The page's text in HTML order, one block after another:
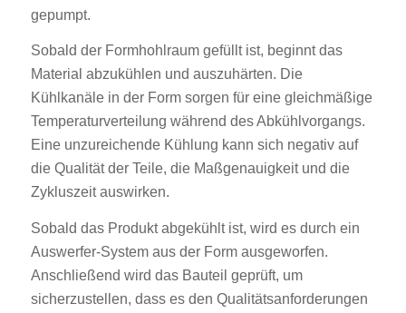
gepumpt.
Sobald der Formhohlraum gefüllt ist, beginnt das
Material abzukühlen und auszuhärten. Die
Kühlkanäle in der Form sorgen für eine gleichmäßige
Temperaturverteilung während des Abkühlvorgangs.
Eine unzureichende Kühlung kann sich negativ auf
die Qualität der Teile, die Maßgenauigkeit und die
Zykluszeit auswirken.
Sobald das Produkt abgekühlt ist, wird es durch ein
Auswerfer-System aus der Form ausgeworfen.
Anschließend wird das Bauteil geprüft, um
sicherzustellen, dass es den Qualitätsanforderungen